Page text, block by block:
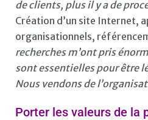
de clients, plus il y a de
Création d’un site Internet,
organisationnels,
recherches m’ont pris
sont essentielles pour être
Nous vendons de
Porter les valeurs de la